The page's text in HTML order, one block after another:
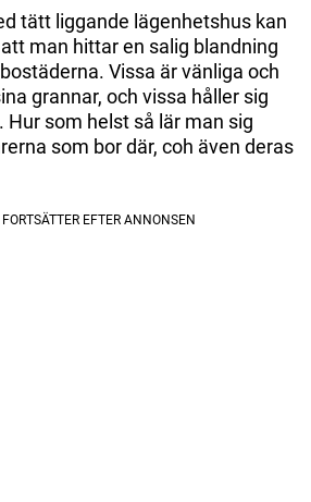
tätt liggande lägenhetshus kan
man hittar en salig blandning
Vissa är vänliga och
grannar, och vissa håller sig
Hur som helst så lär man sig
som bor där, coh även deras